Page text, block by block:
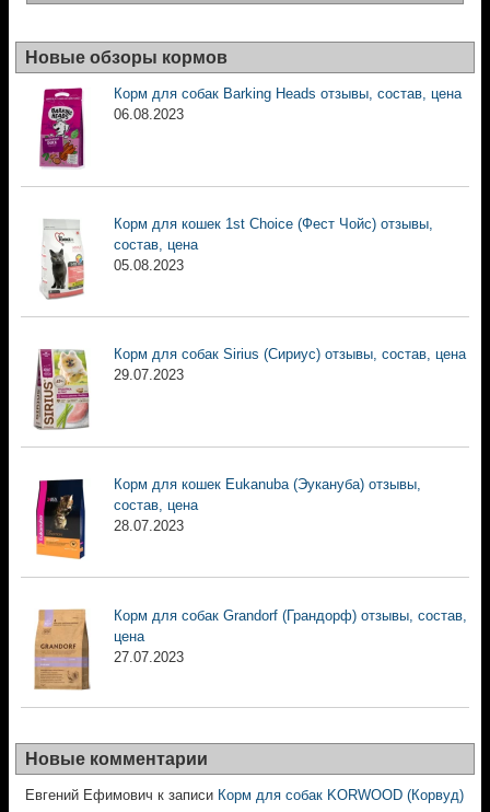
Новые обзоры кормов
Корм для собак Barking Heads отзывы, состав, цена
06.08.2023
Корм для кошек 1st Choice (Фест Чойс) отзывы,
состав, цена
05.08.2023
Корм для собак Sirius (Сириус) отзывы, состав, цена
29.07.2023
Корм для кошек Eukanuba (Эукануба) отзывы,
состав, цена
28.07.2023
Корм для собак Grandorf (Грандорф) отзывы, состав,
цена
27.07.2023
Новые комментарии
Евгений Ефимович к записи Корм для собак KORWOOD (Корвуд)